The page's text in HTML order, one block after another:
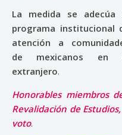
La medida se adecúa
programa institucional
atención a
de mexicanos en
extranjero.
Honorables miembros
Revalidación de
voto.